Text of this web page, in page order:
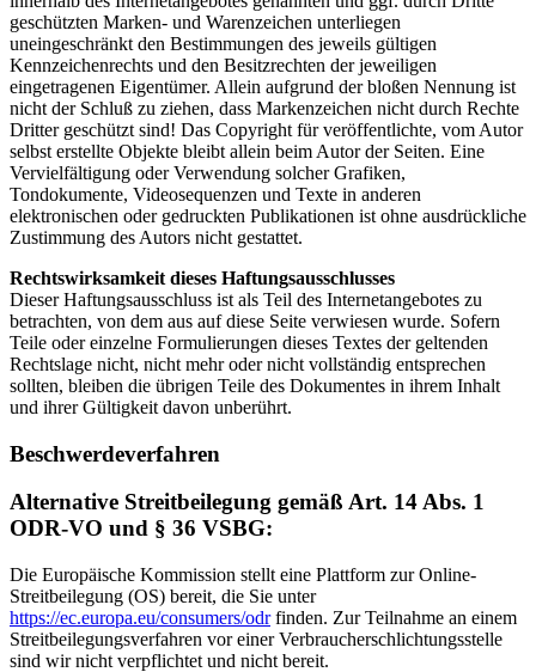
geschützten Marken- und Warenzeichen unterliegen
uneingeschränkt den Bestimmungen des jeweils gültigen
Kennzeichenrechts und den Besitzrechten der jeweiligen
eingetragenen Eigentümer. Allein aufgrund der bloßen Nennung ist
nicht der Schluß zu ziehen, dass Markenzeichen nicht durch Rechte
Dritter geschützt sind! Das Copyright für veröffentlichte, vom Autor
selbst erstellte Objekte bleibt allein beim Autor der Seiten. Eine
Vervielfältigung oder Verwendung solcher Grafiken,
Tondokumente, Videosequenzen und Texte in anderen
elektronischen oder gedruckten Publikationen ist ohne ausdrückliche
Zustimmung des Autors nicht gestattet.
Rechtswirksamkeit dieses Haftungsausschlusses
Dieser Haftungsausschluss ist als Teil des Internetangebotes zu
betrachten, von dem aus auf diese Seite verwiesen wurde. Sofern
Teile oder einzelne Formulierungen dieses Textes der geltenden
Rechtslage nicht, nicht mehr oder nicht vollständig entsprechen
sollten, bleiben die übrigen Teile des Dokumentes in ihrem Inhalt
und ihrer Gültigkeit davon unberührt.
Beschwerdeverfahren
Alternative Streitbeilegung gemäß Art. 14 Abs. 1
ODR-VO und § 36 VSBG:
Die Europäische Kommission stellt eine Plattform zur Online-
Streitbeilegung (OS) bereit, die Sie unter
https://ec.europa.eu/consumers/odrfinden. Zur Teilnahme an einem
Streitbeilegungsverfahren vor einer Verbraucherschlichtungsstelle
sind wir nicht verpflichtet und nicht bereit.